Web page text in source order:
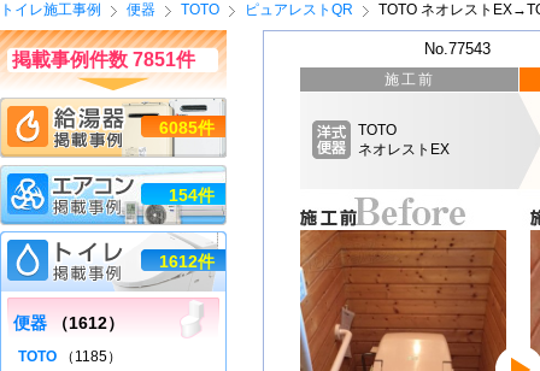
トイレ施工事例 便器 TOTO ピュアレストQR TOTO ネオレスト
No.77543
施工前
TOTO
ネオレストEX
掲載事例件数 7851件
6085件
154件
1612件
便器 （1612）
TOTO （1185）